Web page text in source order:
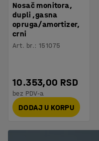
Nosač monitora,
dupli ,gasna
opruga/amortizer,
crni
Art. br.:151075
10.353,00 RSD
bez PDV-a
DODAJ U KORPU